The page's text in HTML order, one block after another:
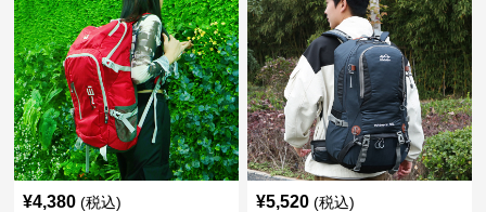
¥4,380 (税込) ¥5,520 (税込)